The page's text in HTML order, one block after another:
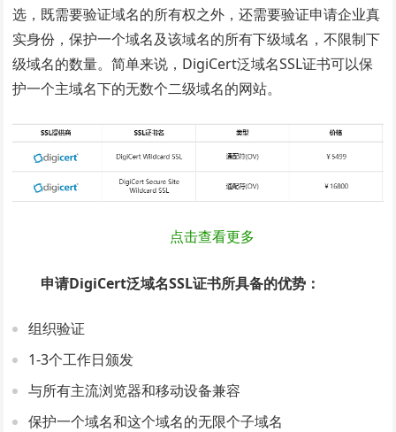
选，既需要验证域名的所有权之外，还需要验证申请企业真
实身份，保护一个域名及该域名的所有下级域名，不限制下
级域名的数量。简单来说，DigiCert泛域名SSL证书可以保
护一个主域名下的无数个二级域名的网站。
点击查看更多
申请DigiCert泛域名SSL证书所具备的优势：
组织验证
1-3个工作日颁发
与所有主流浏览器和移动设备兼容
保护一个域名和这个域名的无限个子域名